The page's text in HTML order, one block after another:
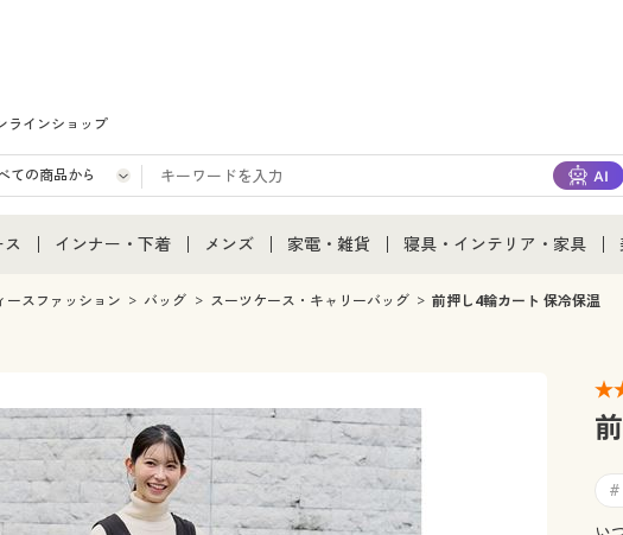
ラインショップ
ス通販すべて
インナー・下着
インナー・下着通販すべて
メンズ下着
ジュニア・ティーンズ下着
メンズ
メンズ通販すべて
メンズ下着
家電・雑貨
家電・雑貨すべて
キッチン・雑貨・日用品
寝具・インテリア・家具
寝具・インテリア・家具通販
寝具・ベッド
カーテン・ラグ・ファブリ
ースファッション バッグ スーツケース・キャリーバッグ 前押し4輪カート 保冷保温
#